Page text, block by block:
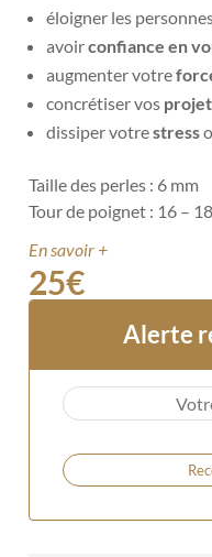
éloigner les
avoirconfiance en
augmenter votre
concrétiser vos
dissiper votrestress
Taille des perles : 6 mm
Tour de poignet : 16 –
En savoir +
25€
Alerte